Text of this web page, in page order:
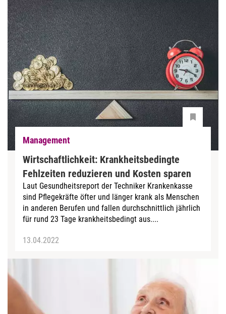
Management
Wirtschaftlichkeit: Krankheitsbedingte
Fehlzeiten reduzieren und Kosten sparen
Laut Gesundheitsreport der Techniker Krankenkasse
sind Pflegekräfte öfter und länger krank als Menschen
in anderen Berufen und fallen durchschnittlich jährlich
für rund 23 Tage krankheitsbedingt aus....
13.04.2022